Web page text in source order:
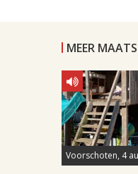
MEER
Voorschoten, 4